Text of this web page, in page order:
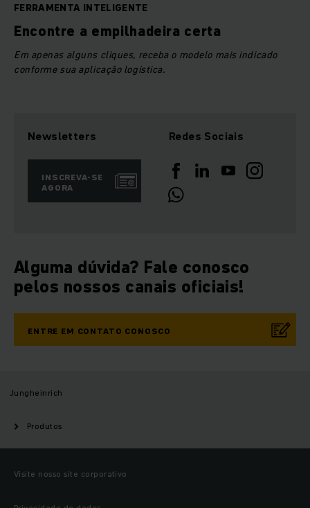
FERRAMENTA INTELIGENTE
Encontre a empilhadeira certa
Em apenas alguns cliques, receba o modelo mais indicado
conforme sua aplicação logística.
Newsletters
INSCREVA-SE
AGORA
Redes Sociais
Alguma dúvida? Fale conosco
pelos nossos canais oficiais!
ENTRE EM CONTATO CONOSCO
Jungheinrich
Produtos
Visite nosso site corporativo